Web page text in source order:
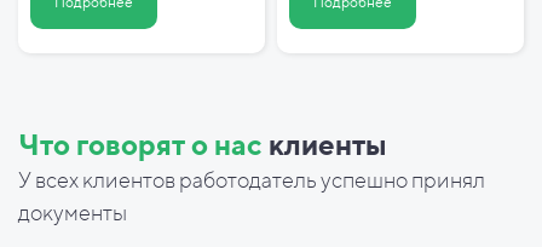
Что говорят о нас клиенты
У всех клиентов работодатель успешно принял
документы